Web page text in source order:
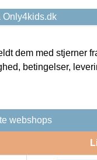
Only4kids.dk
dem med stjerner
betingelser,
webshops